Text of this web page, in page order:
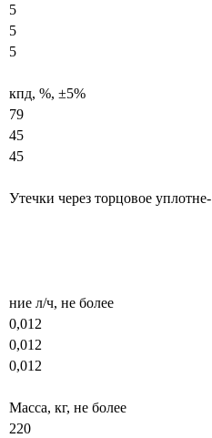
5
5
5
кпд, %, ±5%
79
45
45
Утечки через торцовое уплотне-
ние л/ч, не более
0,012
0,012
0,012
Macca, кг, не более
220